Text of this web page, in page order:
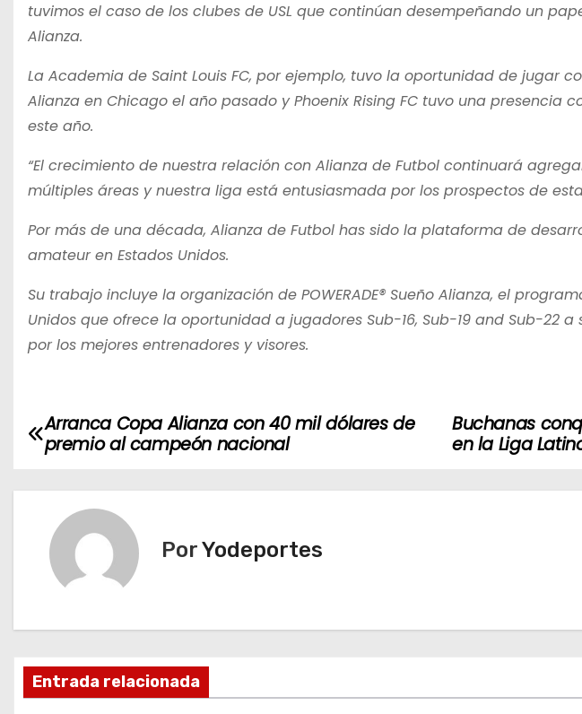
tuvimos el caso de los clubes de USL que continúan desempeñando un
Alianza.
La Academia de Saint Louis FC, por ejemplo, tuvo la oportunidad de jugar
Alianza en Chicago el año pasado y Phoenix Rising FC tuvo una presencia
este año.
“El crecimiento de nuestra relación con Alianza de Futbol continuará
múltiples áreas y nuestra liga está entusiasmada por los prospectos de
Por más de una década, Alianza de Futbol has sido la plataforma de
amateur en Estados Unidos.
Su trabajo incluye la organización de POWERADE® Sueño Alianza, el
Unidos que ofrece la oportunidad a jugadores Sub-16, Sub-19 and Sub-22
por los mejores entrenadores y visores.
N
c
i
Buchanas
en la Liga
Arranca Copa Alianza con 40 mil dólares de
premio al campeón nacional
PorYodeportes
Entrada relacionada